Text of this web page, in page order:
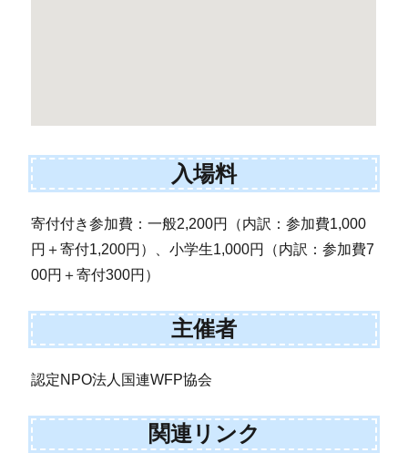
入場料
寄付付き参加費：一般2,200円（内訳：参加費1,000
円＋寄付1,200円）、小学生1,000円（内訳：参加費7
00円＋寄付300円）
主催者
認定NPO法人国連WFP協会
関連リンク